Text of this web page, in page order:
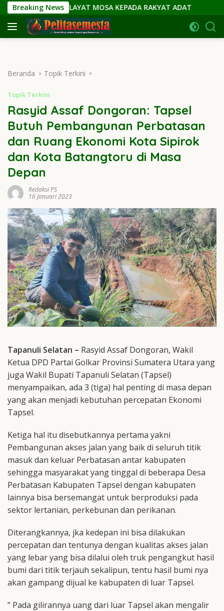
Langsung
ke
konten
Breaking News
MOSA KEPADA RAKYAT ADAT PEMKOT
Beranda Topik Terkini
Topik Terkini
Rasyid Assaf Dongoran: Tapsel
Butuh Pembangunan Perbatasan
dan Ruang Ekonomi Kota Sipirok
dan Kota Batangtoru di Masa
Depan
Redaksi PS
16 Januari 2023
Tapanuli Selatan – Rasyid Assaf Dongoran, Wakil
Ketua DPD Partai Golkar Provinsi Sumatera Utara yang
juga Wakil Bupati Tapanuli Selatan (Tapsel)
menyampaikan, ada 3 (tiga) hal penting di masa depan
yang akan menjadi kebutuhan percepatan Ekonomi
Tapsel.
Ketiga hal itu disebutkannya pertama yakni
Pembangunan akses jalan yang baik di seluruh titik
masuk dan keluar Perbatasan antar kabupaten
sehingga masyarakat yang tinggal di beberapa Desa
Perbatasan Kabupaten Tapsel dengan kabupaten
lainnya bisa bersemangat untuk berproduksi pada
sektor lertanian, perkebunan dan perikanan.
Diterangkannya, jka kedepan ini bisa dilakukan
percepatan dan tentunya dengan kualitas akses jalan
yang lebar yang bisa dilalui oleh truk pengangkut hasil
bumi dari titik terjauh sekalipun, tentu hasil bumi nya
akan gampang dijual ke kabupaten di luar Tapsel.
” Pada gilirannya uang dari luar Tapsel akan mengalir